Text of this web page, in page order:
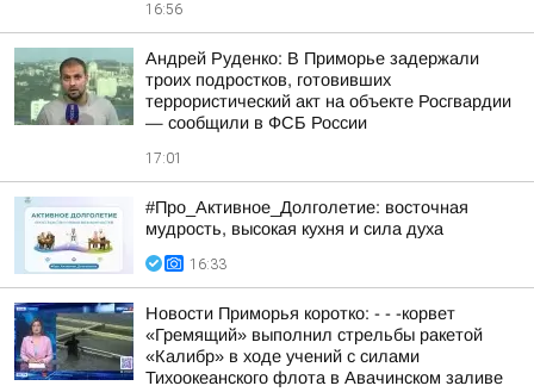
16:56
Андрей Руденко: В Приморье задержали
троих подростков, готовивших
террористический акт на объекте Росгвардии
— сообщили в ФСБ России
17:01
#Про_Активное_Долголетие: восточная
мудрость, высокая кухня и сила духа
16:33
Новости Приморья коротко: - - -корвет
«Гремящий» выполнил стрельбы ракетой
«Калибр» в ходе учений с силами
Тихоокеанского флота в Авачинском заливе